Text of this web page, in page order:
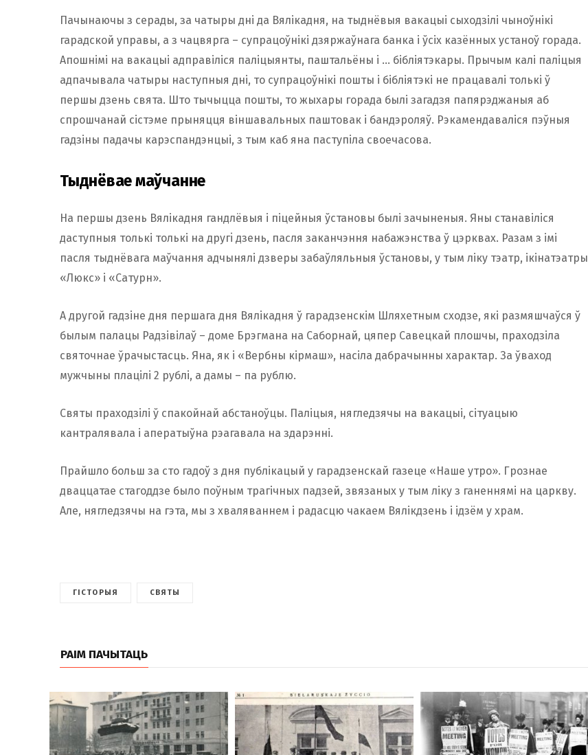
Пачынаючы з серады, за чатыры дні да Вялікадня, на тыднёвыя вакацыі сыходзілі чыноўнікі
гарадской управы, а з чацвярга – супрацоўнікі дзяржаўнага банка і ўсіх казённых устаноў горада.
Апошнімі на вакацыі адправіліся паліцыянты, паштальёны і … бібліятэкары. Прычым калі паліцыя
адпачывала чатыры наступныя дні, то супрацоўнікі пошты і бібліятэкі не працавалі толькі ў
першы дзень свята. Што тычыцца пошты, то жыхары горада былі загадзя папярэджаныя аб
спрошчанай сістэме прыняцця віншавальных паштовак і бандэроляў. Рэкамендаваліся пэўныя
гадзіны падачы карэспандэнцыі, з тым каб яна паступіла своечасова.
Тыднёвае маўчанне
На першы дзень Вялікадня гандлёвыя і піцейныя ўстановы былі зачыненыя. Яны станавіліся
даступныя толькі толькі на другi дзень, пасля заканчэння набажэнства ў цэрквах. Разам з імі
пасля тыднёвага маўчання адчынялі дзверы забаўляльныя ўстановы, у тым ліку тэатр, ікінатэатры
«Люкс» і «Сатурн».
А другой гадзіне дня першага дня Вялікадня ў гарадзенскім Шляхетным сходзе, які размяшчаўся ў
былым палацы Радзівілаў – доме Брэгмана на Саборнай, цяпер Савецкай плошчы, праходзіла
святочнае ўрачыстасць. Яна, як і «Вербны кірмаш», насіла дабрачынны характар. За ўваход
мужчыны плацілі 2 рублі, а дамы – па рублю.
Святы праходзілі ў спакойнай абстаноўцы. Паліцыя, нягледзячы на ​​вакацыі, сітуацыю
кантралявала і аператыўна рэагавала на здарэнні.
Прайшло больш за сто гадоў з дня публікацый у гарадзенскай газеце «Наше утро». Грознае
дваццатае стагоддзе было поўным трагічных падзей, звязаных у тым ліку з ганеннямі на царкву.
Але, нягледзячы на ​​гэта, мы з хваляваннем і радасцю чакаем Вялікдзень і ідзём у храм.
ГІСТОРЫЯ СВЯТЫ
РАІМ ПАЧЫТАЦЬ